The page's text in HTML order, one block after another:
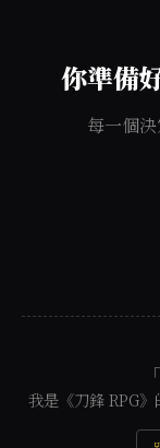
你準備
每一個
我是《刀鋒 RPG》